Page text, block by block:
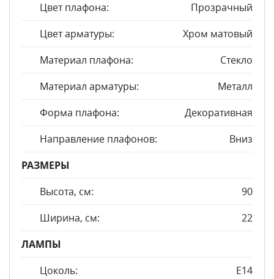
Цвет плафона:
Прозрачный
Цвет арматуры:
Хром матовый
Материал плафона:
Стекло
Материал арматуры:
Металл
Форма плафона:
Декоративная
Направление плафонов:
Вниз
РАЗМЕРЫ
Высота, см:
90
Ширина, см:
22
ЛАМПЫ
Цоколь:
E14